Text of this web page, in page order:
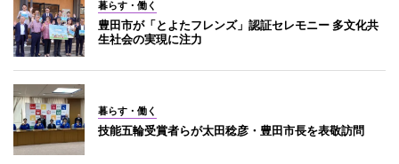
暮らす・働く
豊田市が「とよたフレンズ」認証セレモニー 多文化共
生社会の実現に注力
暮らす・働く
技能五輪受賞者らが太田稔彦・豊田市長を表敬訪問